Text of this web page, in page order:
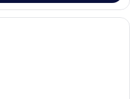
Suite (Belgravia) | Hochwertige